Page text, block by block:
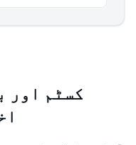
کسٹم اور